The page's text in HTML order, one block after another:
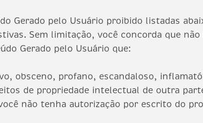
Gerado pelo Usuário proibido listadas
Sem limitação, você concorda que
Gerado pelo Usuário que:
obsceno, profano, escandaloso,
de propriedade intelectual de outra
não tenha autorização por escrito do